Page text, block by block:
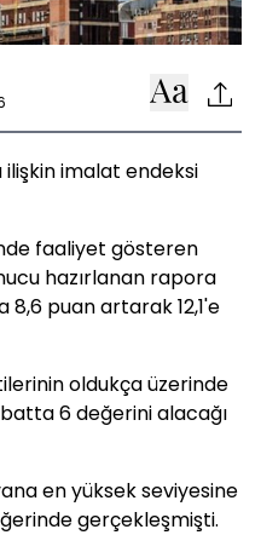
ilişkin imalat endeksi
faaliyet gösteren
hazırlanan rapora
puan artarak 12,1'e
oldukça üzerinde
6 değerini alacağı
en yüksek seviyesine
gerçekleşmişti.